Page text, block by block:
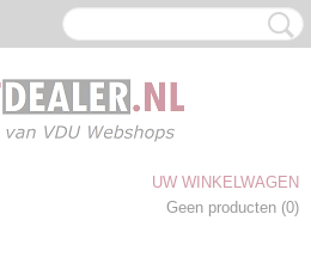
UW WINKELWAGEN
Geen producten (0)